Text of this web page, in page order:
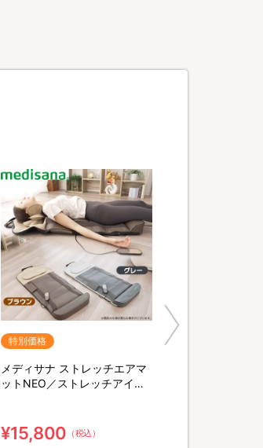
特別価格
メディサナ ストレッチエアマ
ットNEO／ストレッチアイテ
¥15,800 （税込）